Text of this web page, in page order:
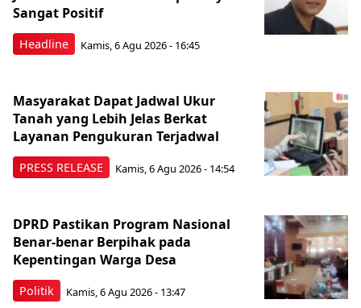
Headline
Sangat Positif
Kamis, 6 Agu 2026 - 16:45
PRESS RELEASE
Masyarakat Dapat Jadwal Ukur
Tanah yang Lebih Jelas Berkat
Layanan Pengukuran Terjadwal
Kamis, 6 Agu 2026 - 14:54
Politik
DPRD Pastikan Program Nasional
Benar-benar Berpihak pada
Kepentingan Warga Desa
Kamis, 6 Agu 2026 - 13:47